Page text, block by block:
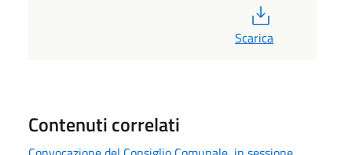
Scarica
Contenuti correlati